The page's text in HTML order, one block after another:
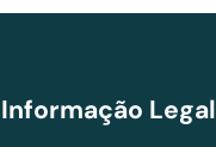
Informação Legal